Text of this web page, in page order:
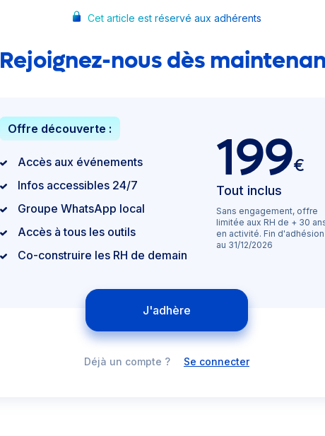
Cet article est réservé aux adhérents
Rejoignez-nous dès
Offre découverte :
Accès aux événements
Infos accessibles 24/7
Groupe WhatsApp local
Accès à tous les outils
Co-construire les RH de demain
199€
Tout inclus
Sans engagement, offre
limitée aux RH de + 30
en activité. Fin d'adhésion
au 31/12/2026
J'adhère
Déjà un compte ? Se connecter